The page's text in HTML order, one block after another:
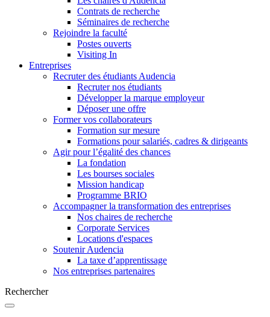
Contrats de recherche
Séminaires de recherche
Rejoindre la faculté
Postes ouverts
Visiting In
Entreprises
Recruter des étudiants Audencia
Recruter nos étudiants
Développer la marque employeur
Déposer une offre
Former vos collaborateurs
Formation sur mesure
Formations pour salariés, cadres & dirigeants
Agir pour l’égalité des chances
La fondation
Les bourses sociales
Mission handicap
Programme BRIO
Accompagner la transformation des entreprises
Nos chaires de recherche
Corporate Services
Locations d'espaces
Soutenir Audencia
La taxe d’apprentissage
Nos entreprises partenaires
Rechercher